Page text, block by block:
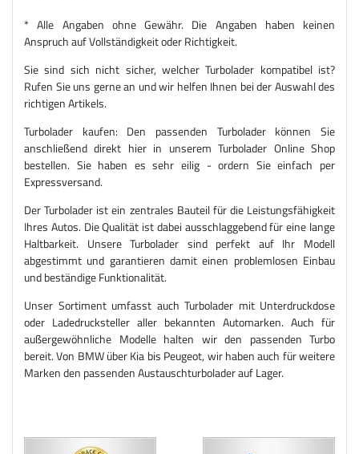
* Alle Angaben ohne Gewähr. Die Angaben haben keinen
Anspruch auf Vollständigkeit oder Richtigkeit.
Sie sind sich nicht sicher, welcher Turbolader kompatibel ist?
Rufen Sie uns gerne an und wir helfen Ihnen bei der Auswahl des
richtigen Artikels.
Turbolader kaufen: Den passenden Turbolader können Sie
anschließend direkt hier in unserem Turbolader Online Shop
bestellen. Sie haben es sehr eilig - ordern Sie einfach per
Expressversand.
Der Turbolader ist ein zentrales Bauteil für die Leistungsfähigkeit
Ihres Autos. Die Qualität ist dabei ausschlaggebend für eine lange
Haltbarkeit. Unsere Turbolader sind perfekt auf Ihr Modell
abgestimmt und garantieren damit einen problemlosen Einbau
und beständige Funktionalität.
Unser Sortiment umfasst auch Turbolader mit Unterdruckdose
oder Ladedrucksteller aller bekannten Automarken. Auch für
außergewöhnliche Modelle halten wir den passenden Turbo
bereit. Von BMW über Kia bis Peugeot, wir haben auch für weitere
Marken den passenden Austauschturbolader auf Lager.